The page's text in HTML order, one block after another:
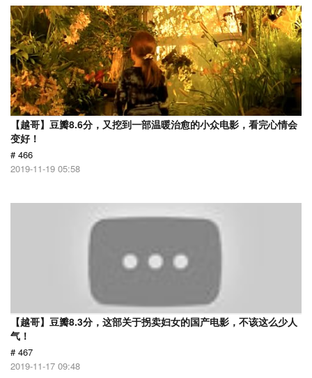
【越哥】豆瓣8.6分，又挖到一部温暖治愈的小众电影，看完心情会
变好！
# 466
2019-11-19 05:58
【越哥】豆瓣8.3分，这部关于拐卖妇女的国产电影，不该这么少人
气！
# 467
2019-11-17 09:48